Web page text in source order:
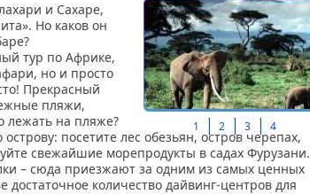
1 2 3 4
и Сахаре,
Но каков он
тур по Африке,
но и просто
Прекрасный
пляжи,
лежать на пляже?
посетите лес обезьян, остров черепах,
свежайшие морепродукты в садах Фурузани.
– сюда приезжают за одним из самых ценных
количество дайвинг-центров для